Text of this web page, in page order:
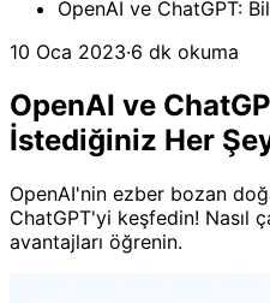
OpenAI ve ChatGPT:
10 Oca 2023·6 dk okuma
OpenAI ve
İstediğiniz Her
OpenAI'nin ezber bozan
ChatGPT'yi keşfedin! Nasıl
avantajları öğrenin.